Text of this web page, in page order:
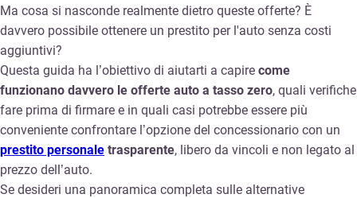
Ma cosa si nasconde realmente dietro queste offerte? È
davvero possibile ottenere un prestito per l'auto senza costi
aggiuntivi?
Questa guida ha l’obiettivo di aiutarti a capire come
funzionano davvero le offerte auto a tasso zero, quali verifiche
fare prima di firmare e in quali casi potrebbe essere più
conveniente confrontare l’opzione del concessionario con un
prestito personale trasparente, libero da vincoli e non legato al
prezzo dell’auto.
Se desideri una panoramica completa sulle alternative